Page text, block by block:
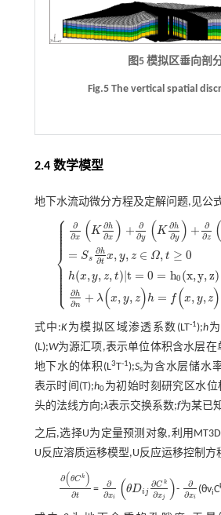
图5 模拟区垂向剖
Fig.5 The vertical spatial
2.4 数学模型
地下水流动微分方程及定解问题,见公
⎧
⎩
⎨
⎪
⎪
⎪⎪⎪⎪
⎪
⎪⎪⎪⎪⎪⎪
⎪
∂
∂x (K ∂h
∂x ) + ∂
∂y (K ∂h
∂y ) + ∂
∂z
= Ss
∂h
∂t
x, y, z ∈ Ω, t ≥ 0
h(x, y, z, t)|t = 0 = h0 (x,y, z)
∂h
∂n + λ (x, y, z) h = f(x, y, z)
∂∂ xK ∂ y K ∂ +∂ K∂ ∂ Ss
式中:K为模拟区域渗透系数(LT-1);h
(L);W为源汇项,表示单位体积含水层在
地下水的体积(L3T-1);Ss为含水层储水
表示时间(T);h0为初始时刻研究区水位
头的法线方向;λ表示交换系数;f为某已
之后,选择U为定量预测对象,利用
U反应溶质运移模型,U反应运移控制方
∂(θCk )
∂t
∂(θCk)∂ t=
∂
∂xi (θDi j
∂C k
∂xj )
∂∂x θ Dij∂Ck∂xj -
∂
∂xi
∂∂x i(θviC